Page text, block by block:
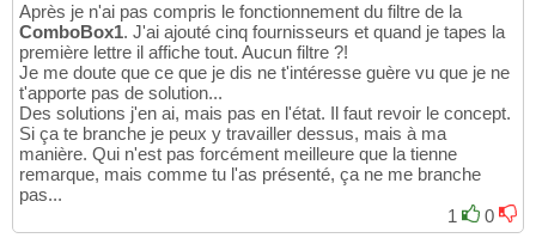
Après je n'ai pas compris le fonctionnement du filtre de la
ComboBox1. J'ai ajouté cinq fournisseurs et quand je tapes la
première lettre il affiche tout. Aucun filtre ?!
Je me doute que ce que je dis ne t'intéresse guère vu que je ne
t'apporte pas de solution...
Des solutions j'en ai, mais pas en l'état. Il faut revoir le concept.
Si ça te branche je peux y travailler dessus, mais à ma
manière. Qui n'est pas forcément meilleure que la tienne
remarque, mais comme tu l'as présenté, ça ne me branche
pas...
1
0